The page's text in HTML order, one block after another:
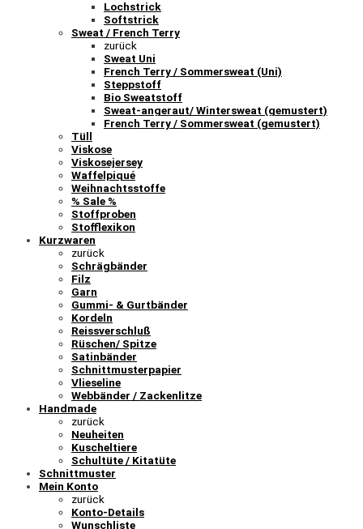
Lochstrick
Softstrick
Sweat / French Terry
zurück
Sweat Uni
French Terry / Sommersweat (Uni)
Steppstoff
Bio Sweatstoff
Sweat-angeraut/ Wintersweat (gemustert)
French Terry / Sommersweat (gemustert)
Tüll
Viskose
Viskosejersey
Waffelpiqué
Weihnachtsstoffe
% Sale %
Stoffproben
Stofflexikon
Kurzwaren
zurück
Schrägbänder
Filz
Garn
Gummi- & Gurtbänder
Kordeln
Reissverschluß
Rüschen/ Spitze
Satinbänder
Schnittmusterpapier
Vlieseline
Webbänder / Zackenlitze
Handmade
zurück
Neuheiten
Kuscheltiere
Schultüte / Kitatüte
Schnittmuster
Mein Konto
zurück
Konto-Details
Wunschliste